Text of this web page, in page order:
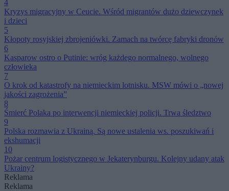
4
Kryzys migracyjny w Ceucie. Wśród migrantów dużo dziewczynek
i dzieci
5
Kłopoty rosyjskiej zbrojeniówki. Zamach na twórcę fabryki dronów
6
Kasparow ostro o Putinie: wróg każdego normalnego, wolnego
człowieka
7
O krok od katastrofy na niemieckim lotnisku. MSW mówi o „nowej
jakości zagrożenia”
8
Śmierć Polaka po interwencji niemieckiej policji. Trwa śledztwo
9
Polska rozmawia z Ukrainą. Są nowe ustalenia ws. poszukiwań i
ekshumacji
10
Pożar centrum logistycznego w Jekaterynburgu. Kolejny udany atak
Ukrainy?
Reklama
Reklama